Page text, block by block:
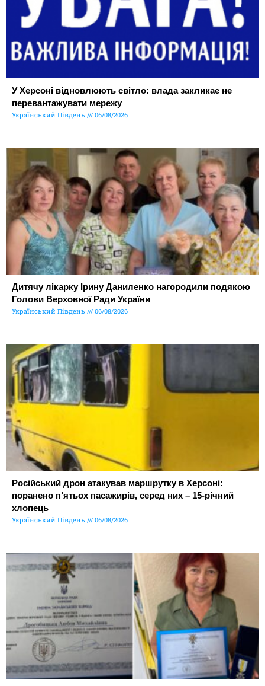
У Херсоні відновлюють світло: влада закликає не
перевантажувати мережу
Український Південь 06/08/2026
Дитячу лікарку Ірину Даниленко нагородили подякою
Голови Верховної Ради України
Український Південь 06/08/2026
Російський дрон атакував маршрутку в Херсоні:
поранено п’ятьох пасажирів, серед них – 15-річний
хлопець
Український Південь 06/08/2026